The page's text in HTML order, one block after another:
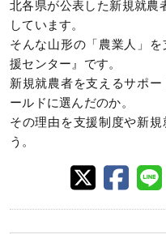
北各県が公表した新規就農
しています。
そんな山形の「農業人」
援センター』です。
新規就農者を支えるサポ
ールドに選んだのか。
その理由を支援制度や新
う。